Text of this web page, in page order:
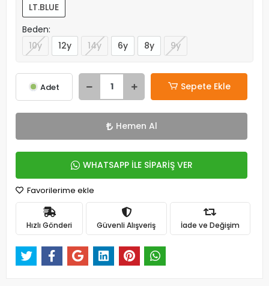
LT.BLUE
Beden:
10y
12y 14y 6y 8y 9y
Adet Sepete Ekle
Hemen Al
WHATSAPP İLE SİPARİŞ VER
Favorilerime ekle
Hızlı Gönderi Güvenli Alışveriş İade ve Değişim